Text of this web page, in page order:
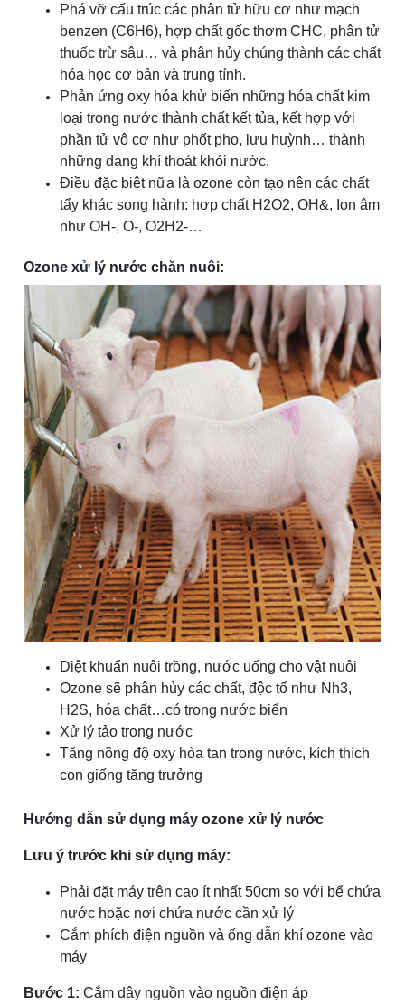
Phá vỡ cấu trúc các phân tử hữu cơ như mạch
benzen (C6H6), hợp chất gốc thơm CHC, phân tử
thuốc trừ sâu… và phân hủy chúng thành các chất
hóa học cơ bản và trung tính.
Phản ứng oxy hóa khử biến những hóa chất kim
loại trong nước thành chất kết tủa, kết hợp với
phần tử vô cơ như phốt pho, lưu huỳnh… thành
những dạng khí thoát khỏi nước.
Điều đặc biệt nữa là ozone còn tạo nên các chất
tẩy khác song hành: hợp chất H2O2, OH&, Ion âm
như OH-, O-, O2H2-…
Ozone xử lý nước chăn nuôi:
Diệt khuẩn nuôi trồng, nước uống cho vật nuôi
Ozone sẽ phân hủy các chất, độc tố như Nh3,
H2S, hóa chất…có trong nước biển
Xử lý tảo trong nước
Tăng nồng độ oxy hòa tan trong nước, kích thích
con giống tăng trưởng
Hướng dẫn sử dụng máy ozone xử lý nước
Lưu ý trước khi sử dụng máy:
Phải đặt máy trên cao ít nhất 50cm so với bể chứa
nước hoặc nơi chứa nước cần xử lý
Cắm phích điện nguồn và ống dẫn khí ozone vào
máy
Bước 1: Cắm dây nguồn vào nguồn điện áp